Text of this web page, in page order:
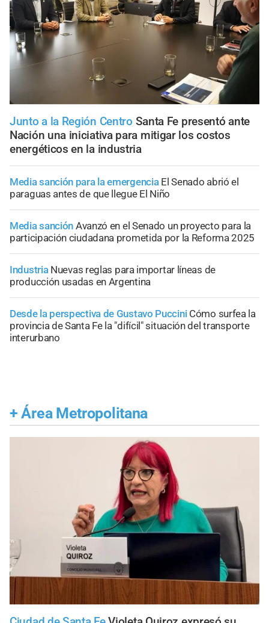
Junto a la Región Centro Santa Fe presentó ante
Nación una iniciativa para mitigar los costos
energéticos en la industria
Media sanción para la emergencia El Senado abrió el
paraguas antes de que llegue El Niño
Media sanción Avanzó en el Senado un proyecto para la
participación ciudadana prometida por la Reforma 2025
Industria Nuevas reglas para importar líneas de
producción usadas en Argentina
Desde la perspectiva de Gustavo Puccini Cómo surfea la
provincia de Santa Fe la "difícil" situación del transporte
interurbano
+ Área Metropolitana